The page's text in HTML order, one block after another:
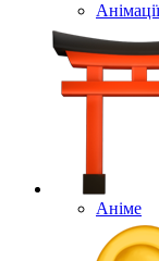
Анімації
Аніме